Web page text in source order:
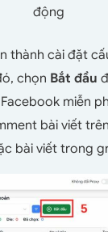
động
thành cài đặt
chọn Bắt đầu
miễn
bài viết
bài viết trong